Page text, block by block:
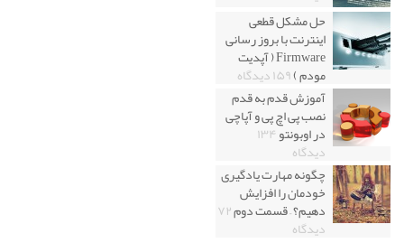
حل مشکل قطعی
اینترنت با بروز رسانی
Firmware ( آپدیت
مودم )۱۵۹ دیدگاه
آموزش قدم به قدم
نصب پی اچ پی و آپاچی
در اوبونتو۱۳۴
دیدگاه
چگونه مهارت یادگیری
خودمان را افزایش
دهیم؟ – قسمت دوم۷۲
دیدگاه